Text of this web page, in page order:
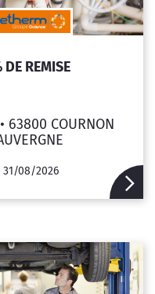
DE REMISE
63800 COURNON
31/08/2026